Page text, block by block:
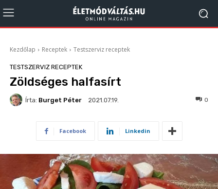
Kezdőlap Receptek Testszerviz receptek
TESTSZERVIZ RECEPTEK
Zöldséges halfasírt
Írta: Burget Péter 2021.07.19. 0
Facebook Linkedin